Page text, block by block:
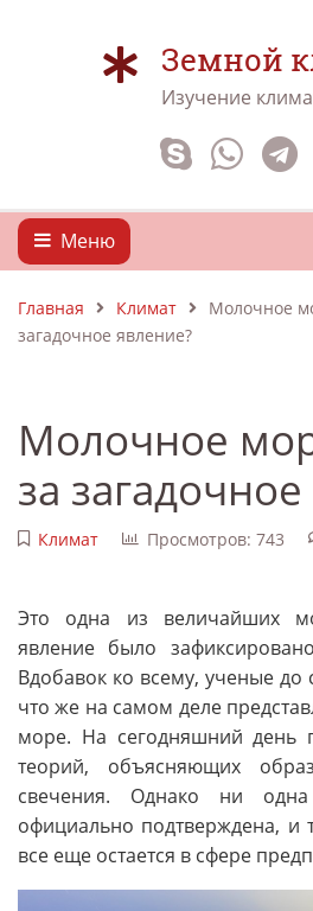
Земной
Изучение
Меню
Главная Климат
Молочное
загадочное явление?
Молочное
за
Климат Просмотров: 743
Это одна из величайших
явление было
Вдобавок ко всему, ученые до
что же на самом деле
море. На сегодняшний день
теорий, объясняющих
свечения. Однако ни
официально подтверждена, и
все еще остается в сфере